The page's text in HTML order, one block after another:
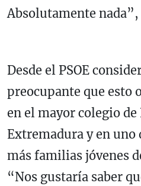
Absolutamente nada”,
Desde el PSOE
preocupante que esto
en el mayor colegio
Extremadura y en uno
más familias jóvenes
“Nos gustaría saber